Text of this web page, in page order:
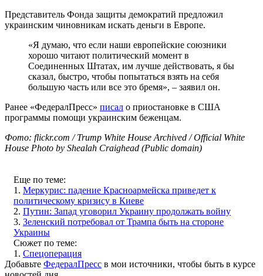
Представитель Фонда защиты демократий предложил
украинским чиновникам искать деньги в Европе.
«Я думаю, что если наши европейские союзники
хорошо читают политический момент в
Соединенных Штатах, им лучше действовать, я бы
сказал, быстро, чтобы попытаться взять на себя
большую часть или все это бремя», – заявил он.
Ранее «ФедералПресс» писал о приостановке в США
программы помощи украинским беженцам.
Фото: flickr.com / Trump White House Archived / Official White
House Photo by Shealah Craighead (Public domain)
Еще по теме:
1. Меркурис: падение Красноармейска приведет к
политическому кризису в Киеве
2. Путин: Запад уговорил Украину продолжать войну
3. Зеленский потребовал от Трампа быть на стороне
Украины
Сюжет по теме:
1. Спецоперация
Добавьте ФедералПресс в мои источники, чтобы быть в курсе